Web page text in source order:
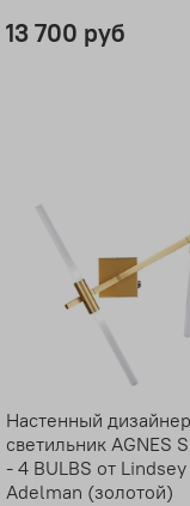
13 700 руб
Настенный
светильник AGNES
- 4 BULBS от Lindsey
Adelman (золотой)